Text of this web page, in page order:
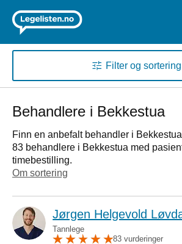
Filter og sortering
Behandlere i Bekkestua
Finn en anbefalt behandler i
83 behandlere i Bekkestua med
timebestilling.
Om sortering
Jørgen Helgevold
Tannlege
83 vurderinger